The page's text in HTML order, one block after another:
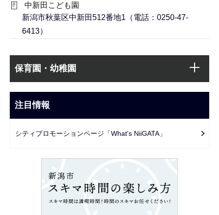
中新田こども園
新潟市秋葉区中新田512番地1（電話：0250-47-
6413）
文
こ
ま
で
ブ
ビ
ー
保育園・幼稚園
注目情報
シティプロモーションページ「What's NiiGATA」